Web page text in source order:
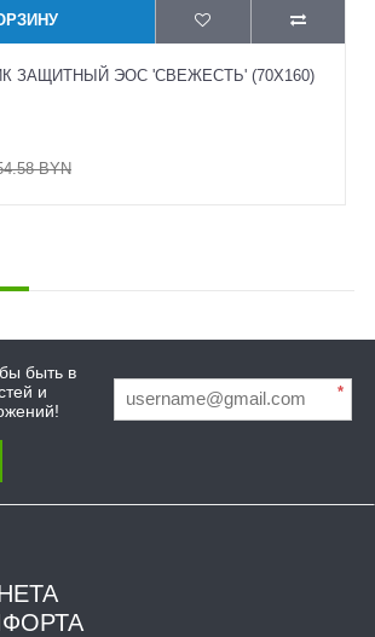
ЗАЩИТНЫЙ ЭОС 'СВЕЖЕСТЬ' (70X160)
BYN
быть в
и
*